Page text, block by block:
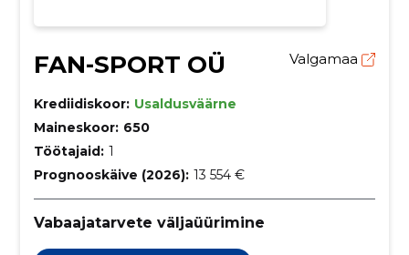
FAN-SPORT OÜ Valgamaa
Krediidiskoor: Usaldusväärne
Maineskoor: 650
Töötajaid: 1
Prognooskäive (2026): 13 554 €
Vabaajatarvete väljaüürimine